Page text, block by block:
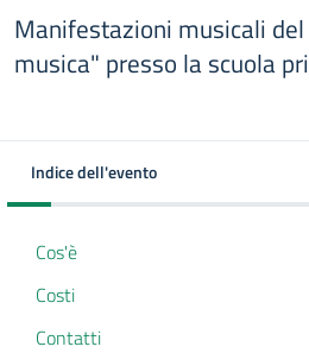
Manifestazioni musicali
musica" presso la scuola
Indice dell'evento
Cos'è
Costi
Contatti